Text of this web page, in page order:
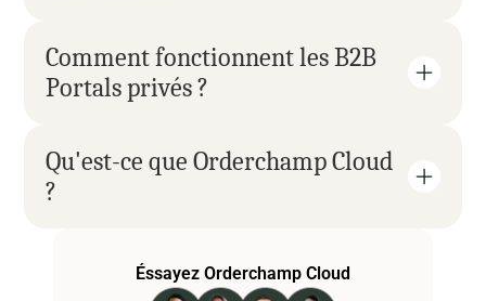
Comment fonctionnent les B2B
Portals privés ?
Qu'est-ce que Orderchamp Cloud
?
Éssayez Orderchamp Cloud